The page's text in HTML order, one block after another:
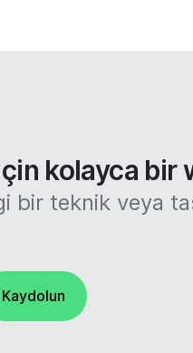
kolayca
bir teknik veya
Kaydolun